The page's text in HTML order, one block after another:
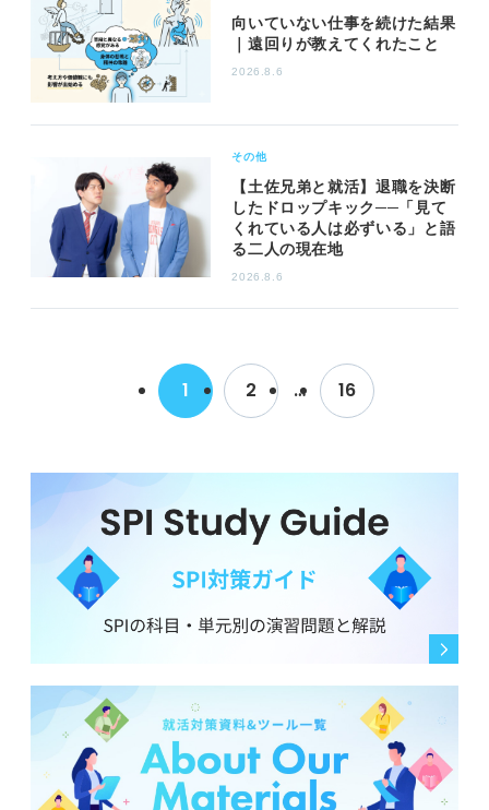
向いていない仕事を続けた結果
｜遠回りが教えてくれたこと
2026.8.6
その他
【土佐兄弟と就活】退職を決断
したドロップキック──「見て
くれている人は必ずいる」と語
る二人の現在地
2026.8.6
1 2 … 16